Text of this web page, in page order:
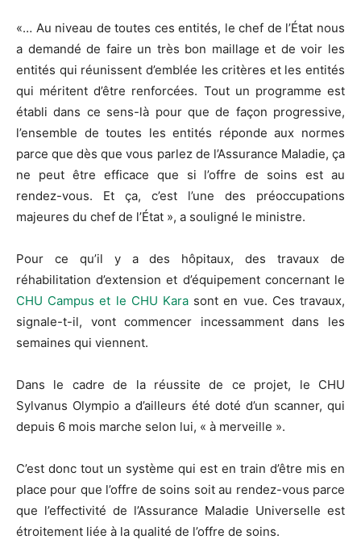
«… Au niveau de toutes ces entités, le chef de l’État nous
a demandé de faire un très bon maillage et de voir les
entités qui réunissent d’emblée les critères et les entités
qui méritent d’être renforcées. Tout un programme est
établi dans ce sens-là pour que de façon progressive,
l’ensemble de toutes les entités réponde aux normes
parce que dès que vous parlez de l’Assurance Maladie, ça
ne peut être efficace que si l’offre de soins est au
rendez-vous. Et ça, c’est l’une des préoccupations
majeures du chef de l’État », a souligné le ministre.
Pour ce qu’il y a des hôpitaux, des travaux de
réhabilitation d’extension et d’équipement concernant le
CHU Campus et le CHU Kara sont en vue. Ces travaux,
signale-t-il, vont commencer incessamment dans les
semaines qui viennent.
Dans le cadre de la réussite de ce projet, le CHU
Sylvanus Olympio a d’ailleurs été doté d’un scanner, qui
depuis 6 mois marche selon lui, « à merveille ».
C’est donc tout un système qui est en train d’être mis en
place pour que l’offre de soins soit au rendez-vous parce
que l’effectivité de l’Assurance Maladie Universelle est
étroitement liée à la qualité de l’offre de soins.